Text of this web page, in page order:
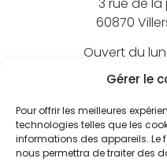
Gérer le
Pour offrir les meilleures
technologies telles que les
informations des appareils. Le
nous permettra de traiter des
60870
Ouvert du
de
Nos marques